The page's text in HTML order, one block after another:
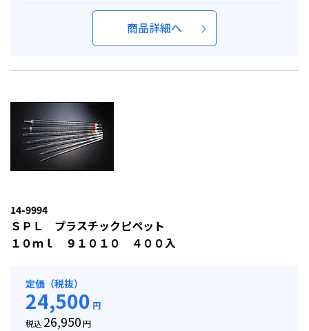
商品詳細へ
14-9994
ＳＰＬ プラスチックピペット
１０ｍｌ ９１０１０ ４００入
定価（税抜）
24,500 円
税込 26,950円